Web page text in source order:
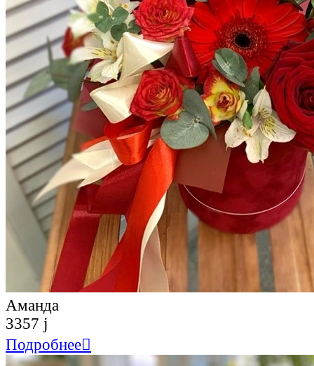
Аманда
3357 j
Подробнее